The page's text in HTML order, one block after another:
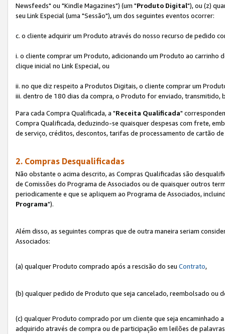
Newsfeeds" ou "Kindle Magazines") (um "Produto Digital"), ou (z)
seu Link Especial (uma "Sessão"), um dos seguintes eventos ocorrer:
c. o cliente adquirir um Produto através do nosso recurso de pedido
i. o cliente comprar um Produto, adicionando um Produto ao
clique inicial no Link Especial, ou
ii. no que diz respeito a Produtos Digitais, o cliente comprar um
iii. dentro de 180 dias da compra, o Produto for enviado, transmitido,
Para cada Compra Qualificada, a "Receita Qualificada"
Compra Qualificada, deduzindo-se quaisquer despesas com frete,
de serviço, créditos, descontos, tarifas de processamento de cartão
2. Compras Desqualificadas
Não obstante o acima descrito, as Compras Qualificadas são
de Comissões do Programa de Associados ou de quaisquer outros
periodicamente e que se apliquem ao Programa de Associados,
Programa").
Além disso, as seguintes compras que de outra maneira seriam
Associados:
(a) qualquer Produto comprado após a rescisão do seu Contrato,
(b) qualquer pedido de Produto que seja cancelado, reembolsado ou
(c) qualquer Produto comprado por um cliente que seja encaminhado
adquirido através de compra ou de participação em leilões de